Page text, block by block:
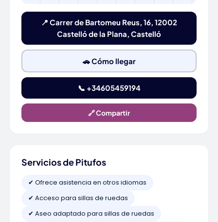
📍 Carrer de Bartomeu Reus, 16, 12002
Castelló de la Plana, Castelló
🚗 Cómo llegar
📞 +34605459194
🔗 Compartir
Servicios de Pitufos
✔ Ofrece asistencia en otros idiomas
✔ Acceso para sillas de ruedas
✔ Aseo adaptado para sillas de ruedas